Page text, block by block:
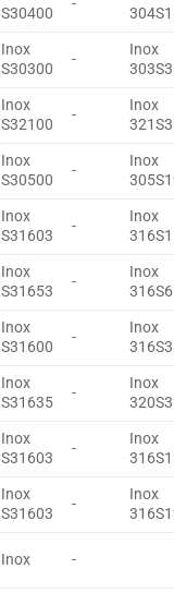
S30400
Inox
S30300
-
Inox
Inox
S32100
-
Inox
Inox
S30500
-
Inox
Inox
S31603
-
Inox
Inox
S31653
-
Inox
Inox
S31600
-
Inox
Inox
S31635
-
Inox
Inox
S31603
-
Inox
Inox
S31603
-
Inox
Inox -